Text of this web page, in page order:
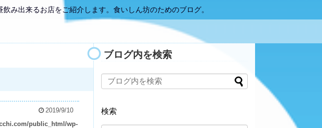
み出来るお店をご紹介します。食いしん坊のためのブログ。
2019/9/10
public_html/wp-
ブログ内を検索
検索